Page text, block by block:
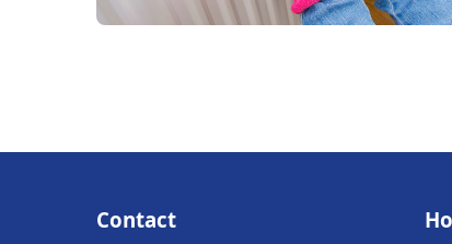
Contact